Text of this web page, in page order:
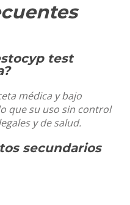
test
?
médica y bajo
que su uso sin control
y de salud.
secundarios